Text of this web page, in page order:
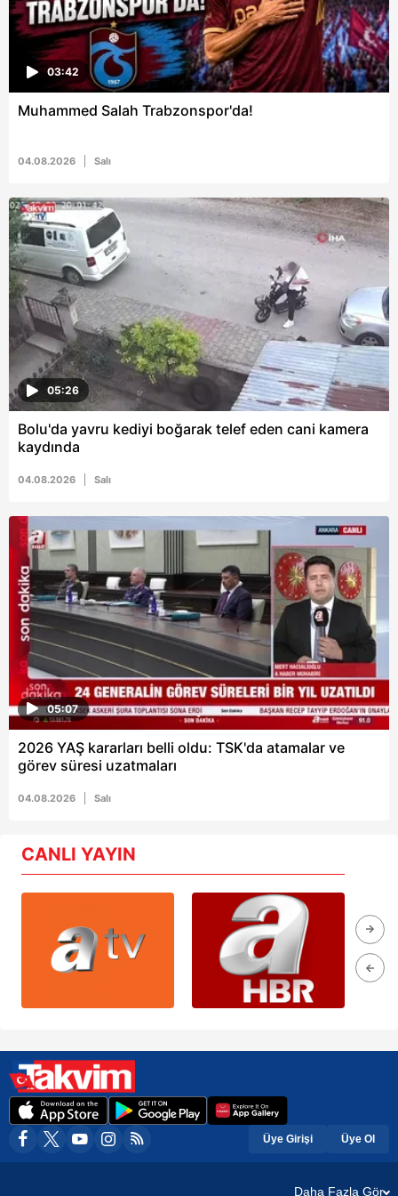
almak için lütfentıklayınız.
03:42
Muhammed Salah Trabzonspor'da!
04.08.2026 Salı
05:26
Bolu'da yavru kediyi boğarak telef eden cani kamera
kaydında
04.08.2026 Salı
05:07
2026 YAŞ kararları belli oldu: TSK'da atamalar ve
görev süresi uzatmaları
04.08.2026 Salı
CANLI YAYIN
Üye Girişi Üye Ol
Daha Fazla Gör